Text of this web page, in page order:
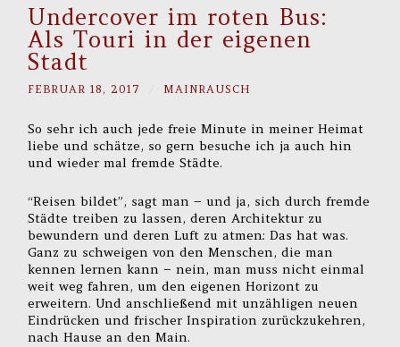
Undercover im roten Bus:
Als Touri in der eigenen
Stadt
FEBRUAR 18, 2017 MAINRAUSCH
So sehr ich auch jede freie Minute in meiner Heimat
liebe und schätze, so gern besuche ich ja auch hin
und wieder mal fremde Städte.
“Reisen bildet”, sagt man – und ja, sich durch fremde
Städte treiben zu lassen, deren Architektur zu
bewundern und deren Luft zu atmen: Das hat was.
Ganz zu schweigen von den Menschen, die man
kennen lernen kann – nein, man muss nicht einmal
weit weg fahren, um den eigenen Horizont zu
erweitern. Und anschließend mit unzähligen neuen
Eindrücken und frischer Inspiration zurückzukehren,
nach Hause an den Main.